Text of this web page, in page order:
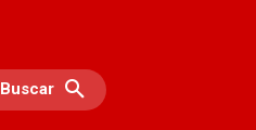
Buscar